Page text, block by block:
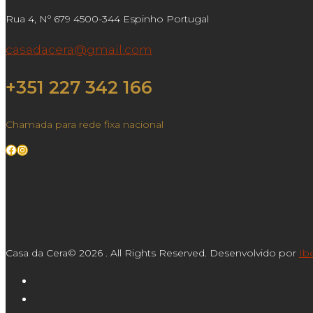
Rua 4, Nº 679 4500-344 Espinho Portugal
casadacera@gmail.com
+351 227 342 166
Chamada para rede fixa nacional
Facebook
Instagram
Casa da Cera© 2026 . All Rights Reserved. Desenvolvido por